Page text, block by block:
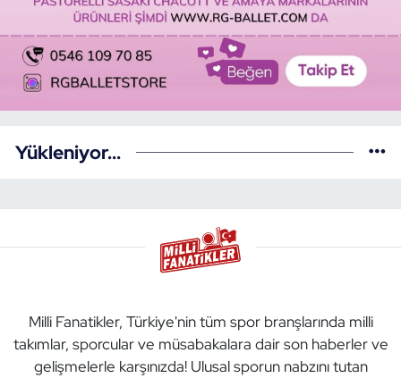
Yükleniyor...
Milli Fanatikler, Türkiye'nin tüm spor branşlarında milli
takımlar, sporcular ve müsabakalara dair son haberler ve
gelişmelerle karşınızda! Ulusal sporun nabzını tutan